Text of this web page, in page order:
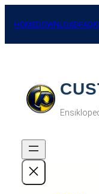
HOMEDOWNLOADFAQ